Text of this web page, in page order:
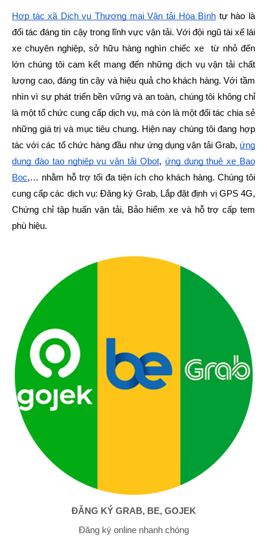
Hợp tác xã Dịch vụ Thương mại Vận tải Hòa Bình tự hào là
đối tác đáng tin cậy trong lĩnh vực vận tải. Với đội ngũ tài xế lái
xe chuyên nghiệp, sở hữu hàng nghìn chiếc xe từ nhỏ đến
lớn chúng tôi cam kết mang đến những dịch vụ vận tải chất
lượng cao, đáng tin cậy và hiệu quả cho khách hàng. Với tầm
nhìn vì sự phát triển bền vững và an toàn, chúng tôi không chỉ
là một tổ chức cung cấp dịch vụ, mà còn là một đối tác chia sẻ
những giá trị và mục tiêu chung. Hiện nay chúng tôi đang hợp
tác với các tổ chức hàng đầu như ứng dụng vận tải Grab, ứng
dụng đào tạo nghiệp vụ vận tải Obot, ứng dụng thuê xe Bao
Bọc,… nhằm hỗ trợ tối đa tiện ích cho khách hàng. Chúng tôi
cung cấp các dịch vụ: Đăng ký Grab, Lắp đặt định vị GPS 4G,
Chứng chỉ tập huấn vận tải, Bảo hiểm xe và hỗ trợ cấp tem
phù hiệu.
ĐĂNG KÝ GRAB, BE, GOJEK
Đăng ký online nhanh chóng